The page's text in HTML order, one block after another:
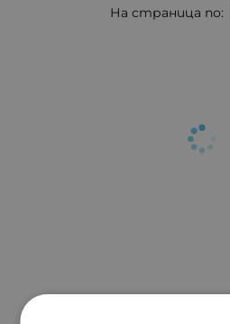
На страница по: